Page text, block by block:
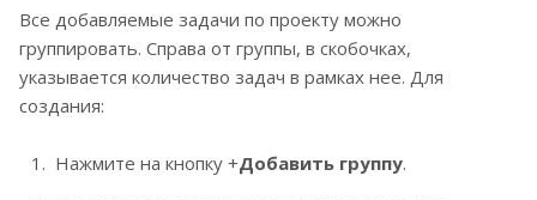
Все добавляемые задачи по проекту можно
группировать. Справа от группы, в скобочках,
указывается количество задач в рамках нее. Для
создания:
Нажмите на кнопку +Добавить группу.